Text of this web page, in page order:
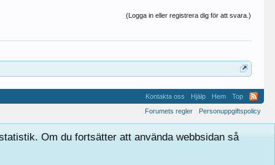
(Logga in eller registrera dig för att svara.)
Kontakta oss Hjälp Hem
Top
Forumets regler
Personuppgiftspolicy
Om du fortsätter att använda webbsidan så